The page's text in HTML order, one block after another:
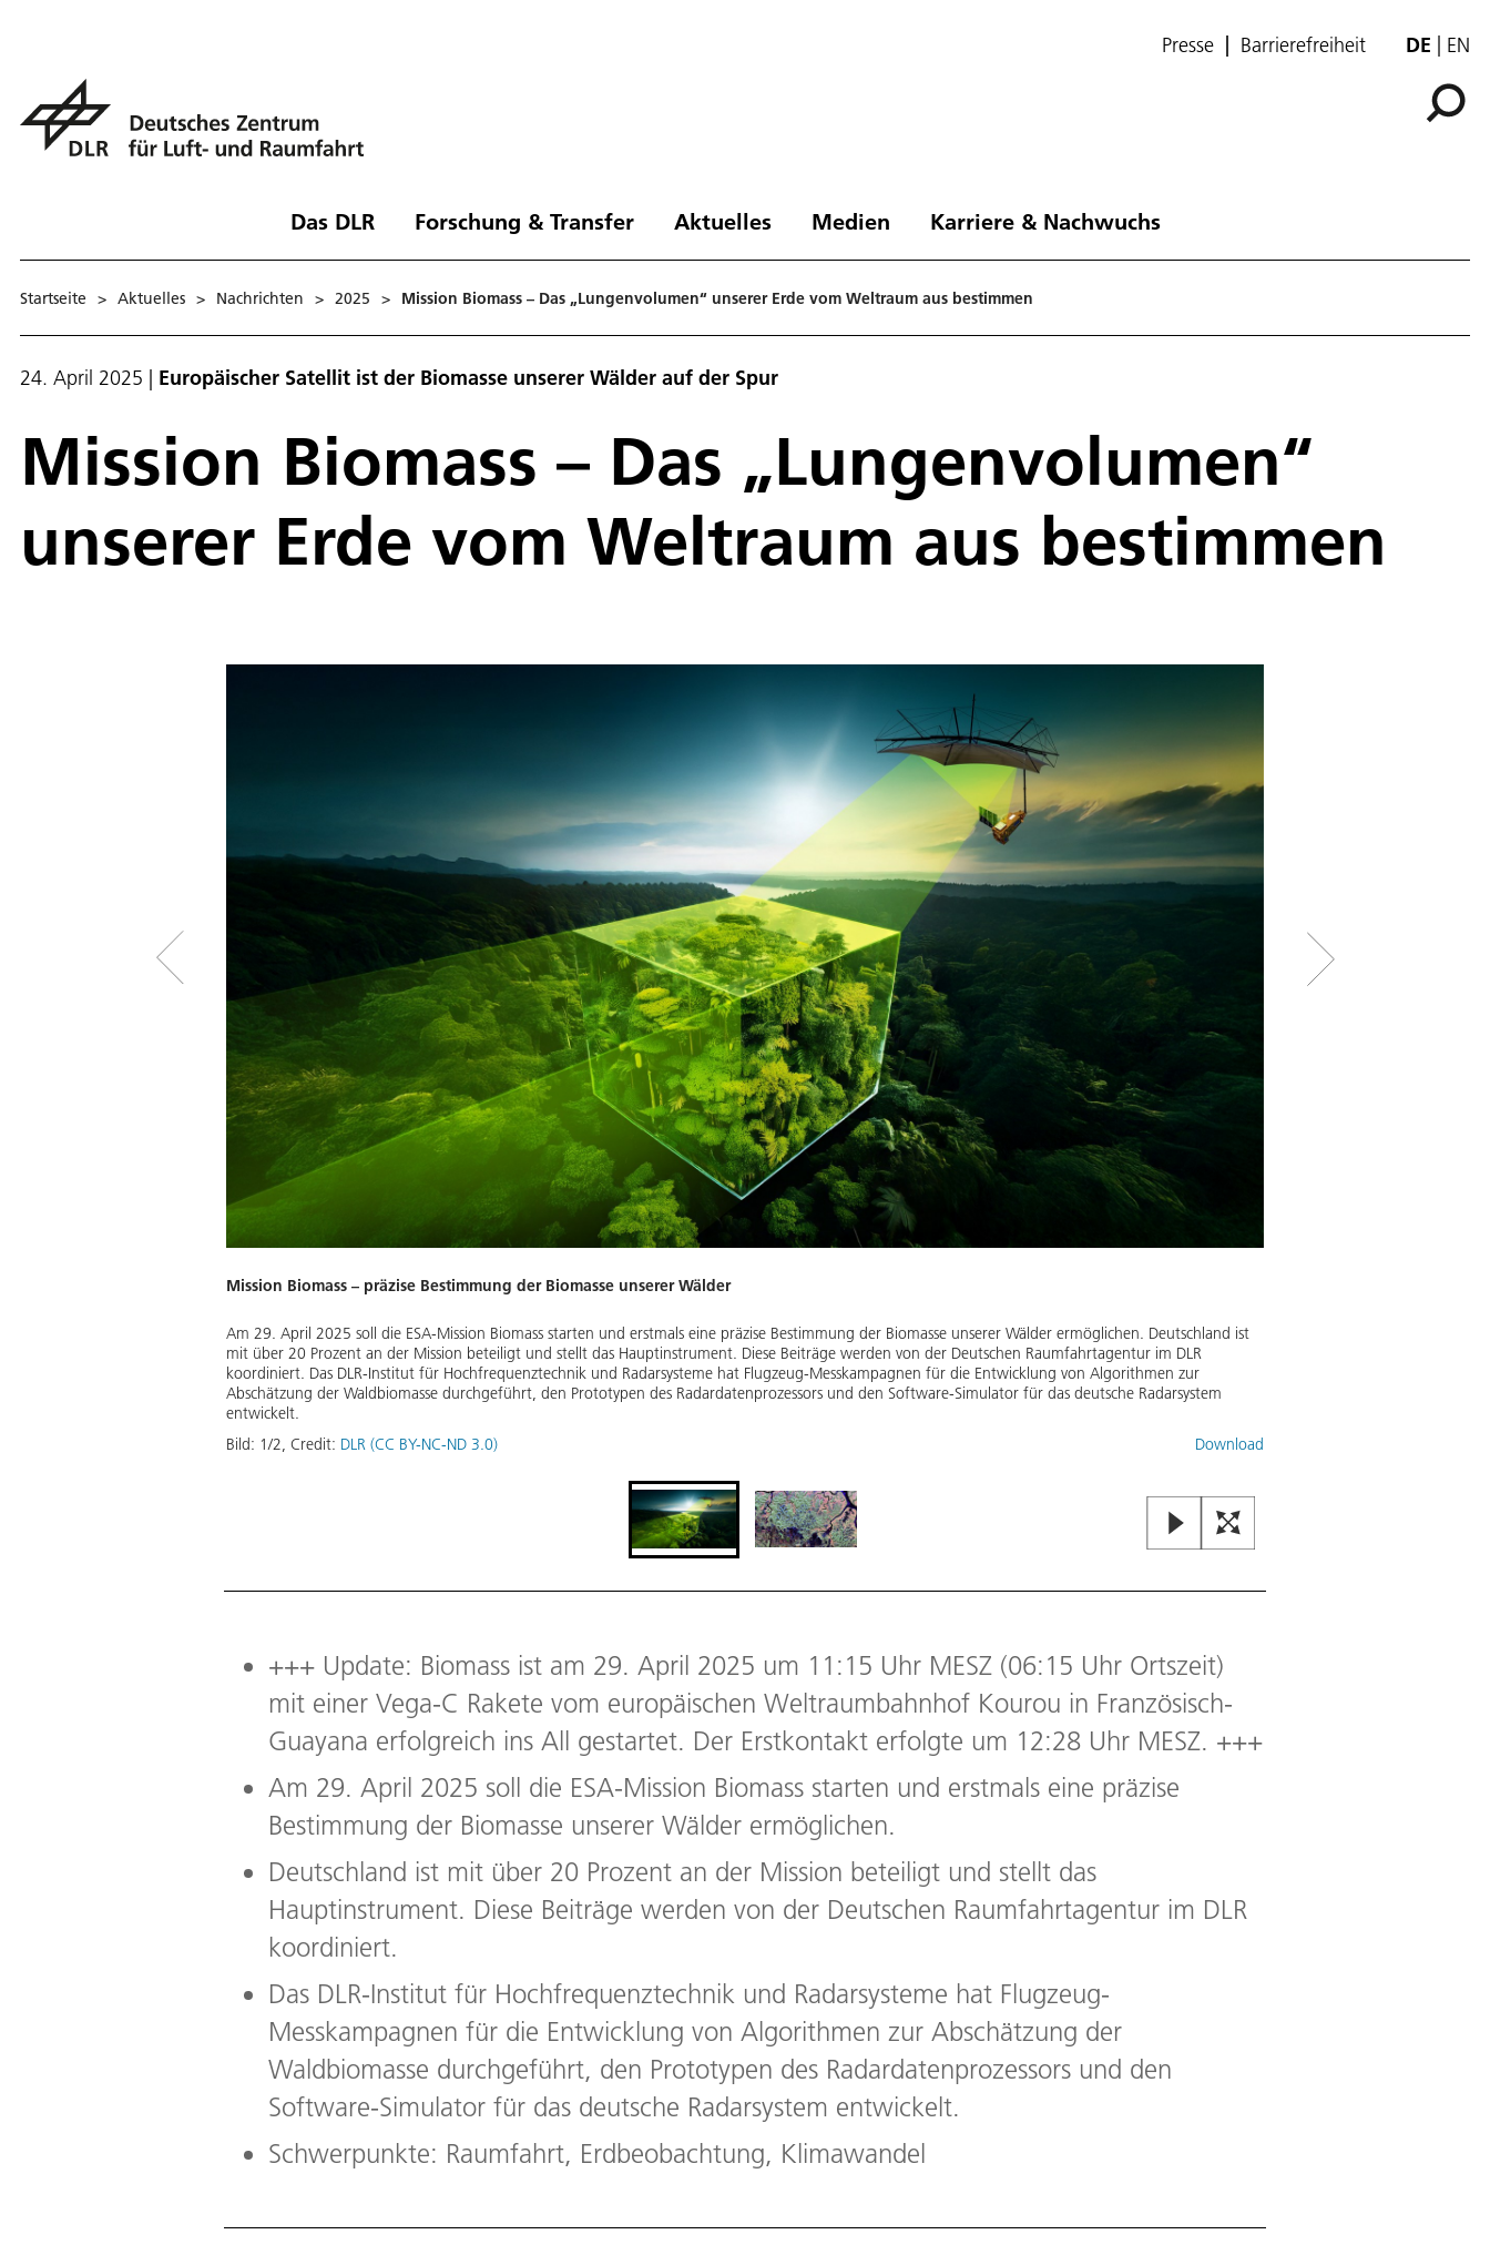
Presse Barrierefreiheit DE EN
Das DLR Forschung & Transfer Aktuelles Medien Karriere & Nachwuchs
Startseite > Aktuelles > Nachrichten > 2025 > Mission Biomass – Das „Lungenvolumen“ unserer Erde vom Weltraum aus bestimmen
24. April 2025 | Europäischer Satellit ist der Biomasse unserer Wälder auf der Spur
Mission Biomass – Das „Lungenvolumen“
unserer Erde vom Weltraum aus bestimmen
Mission Biomass – präzise Bestimmung der Biomasse unserer Wälder
Am 29. April 2025 soll die ESA-Mission Biomass starten und erstmals eine präzise Bestimmung der Biomasse unserer Wälder ermöglichen. Deutschland ist
mit über 20 Prozent an der Mission beteiligt und stellt das Hauptinstrument. Diese Beiträge werden von der Deutschen Raumfahrtagentur im DLR
koordiniert. Das DLR-Institut für Hochfrequenztechnik und Radarsysteme hat Flugzeug-Messkampagnen für die Entwicklung von Algorithmen zur
Abschätzung der Waldbiomasse durchgeführt, den Prototypen des Radardatenprozessors und den Software-Simulator für das deutsche Radarsystem
entwickelt.
Bild: 1/2, Credit: DLR (CC BY-NC-ND 3.0) Download
+++ Update: Biomass ist am 29. April 2025 um 11:15 Uhr MESZ (06:15 Uhr Ortszeit)
mit einer Vega-C Rakete vom europäischen Weltraumbahnhof Kourou in Französisch-
Guayana erfolgreich ins All gestartet. Der Erstkontakt erfolgte um 12:28 Uhr MESZ. +++
Am 29. April 2025 soll die ESA-Mission Biomass starten und erstmals eine präzise
Bestimmung der Biomasse unserer Wälder ermöglichen.
Deutschland ist mit über 20 Prozent an der Mission beteiligt und stellt das
Hauptinstrument. Diese Beiträge werden von der Deutschen Raumfahrtagentur im DLR
koordiniert.
Das DLR-Institut für Hochfrequenztechnik und Radarsysteme hat Flugzeug-
Messkampagnen für die Entwicklung von Algorithmen zur Abschätzung der
Waldbiomasse durchgeführt, den Prototypen des Radardatenprozessors und den
Software-Simulator für das deutsche Radarsystem entwickelt.
Schwerpunkte: Raumfahrt, Erdbeobachtung, Klimawandel